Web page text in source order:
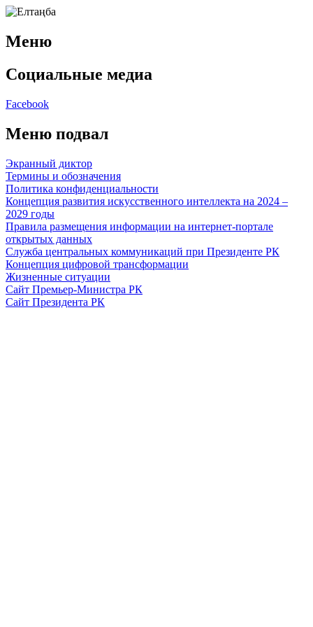
Меню
Социальные медиа
Facebook
Меню подвал
Экранный диктор
Термины и обозначения
Политика конфиденциальности
Концепция развития искусственного интеллекта на 2024 –
2029 годы
Правила размещения информации на интернет-портале
открытых данных
Служба центральных коммуникаций при Президенте РК
Концепция цифровой трансформации
Жизненные ситуации
Сайт Премьер-Министра РК
Сайт Президента РК